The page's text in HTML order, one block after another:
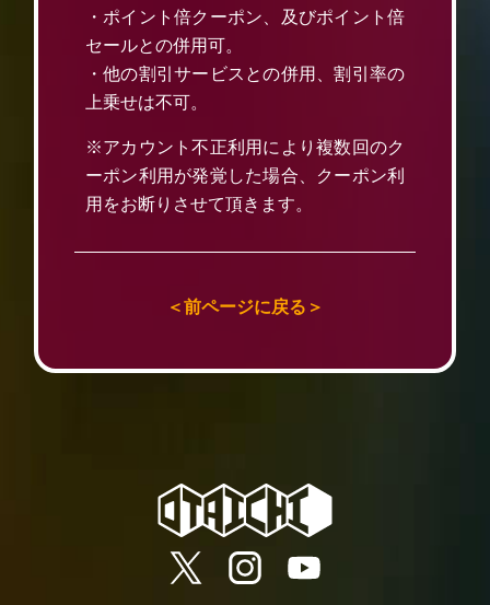
・ポイント倍クーポン、及びポイント倍
セールとの併用可。
・他の割引サービスとの併用、割引率の
上乗せは不可。
※アカウント不正利用により複数回のク
ーポン利用が発覚した場合、クーポン利
用をお断りさせて頂きます。
＜前ページに戻る＞